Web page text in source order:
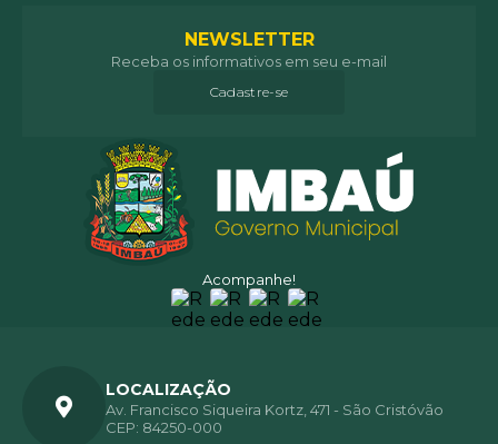
Acompanhe!
NEWSLETTER
Receba os informativos em seu e-mail
Cadastre-se
LOCALIZAÇÃO
Av. Francisco Siqueira Kortz, 471 - São Cristóvão
CEP: 84250-000